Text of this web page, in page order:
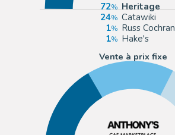
72
Heritage
24
Catawiki
1
Russ Cochran
1
Hake's
Vente à prix fixe